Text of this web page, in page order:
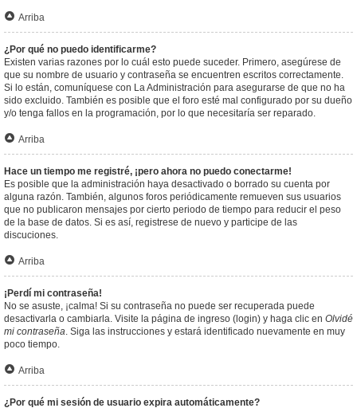
Arriba
¿Por qué no puedo identificarme?
Existen varias razones por lo cuál esto puede suceder. Primero, asegúrese de
que su nombre de usuario y contraseña se encuentren escritos correctamente.
Si lo están, comuníquese con La Administración para asegurarse de que no ha
sido excluido. También es posible que el foro esté mal configurado por su dueño
y/o tenga fallos en la programación, por lo que necesitaría ser reparado.
Arriba
Hace un tiempo me registré, ¡pero ahora no puedo conectarme!
Es posible que la administración haya desactivado o borrado su cuenta por
alguna razón. También, algunos foros periódicamente remueven sus usuarios
que no publicaron mensajes por cierto periodo de tiempo para reducir el peso
de la base de datos. Si es así, registrese de nuevo y participe de las
discuciones.
Arriba
¡Perdí mi contraseña!
No se asuste, ¡calma! Si su contraseña no puede ser recuperada puede
desactivarla o cambiarla. Visite la página de ingreso (login) y haga clic en Olvidé
mi contraseña. Siga las instrucciones y estará identificado nuevamente en muy
poco tiempo.
Arriba
¿Por qué mi sesión de usuario expira automáticamente?